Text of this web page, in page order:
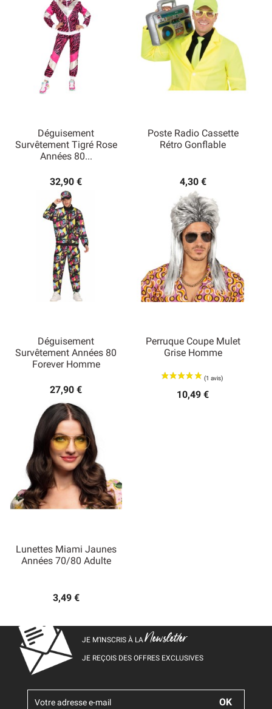
Déguisement
Survêtement Tigré Rose
Années 80...
32,90 €
Poste Radio Cassette
Rétro Gonflable
4,30 €
Déguisement
Survêtement Années 80
Forever Homme
27,90 €
Perruque Coupe Mulet
Grise Homme
10,49 €
Lunettes Miami Jaunes
Années 70/80 Adulte
3,49 €
JE M’INSCRIS À LANewsletter
JE REÇOIS DES OFFRES EXCLUSIVES